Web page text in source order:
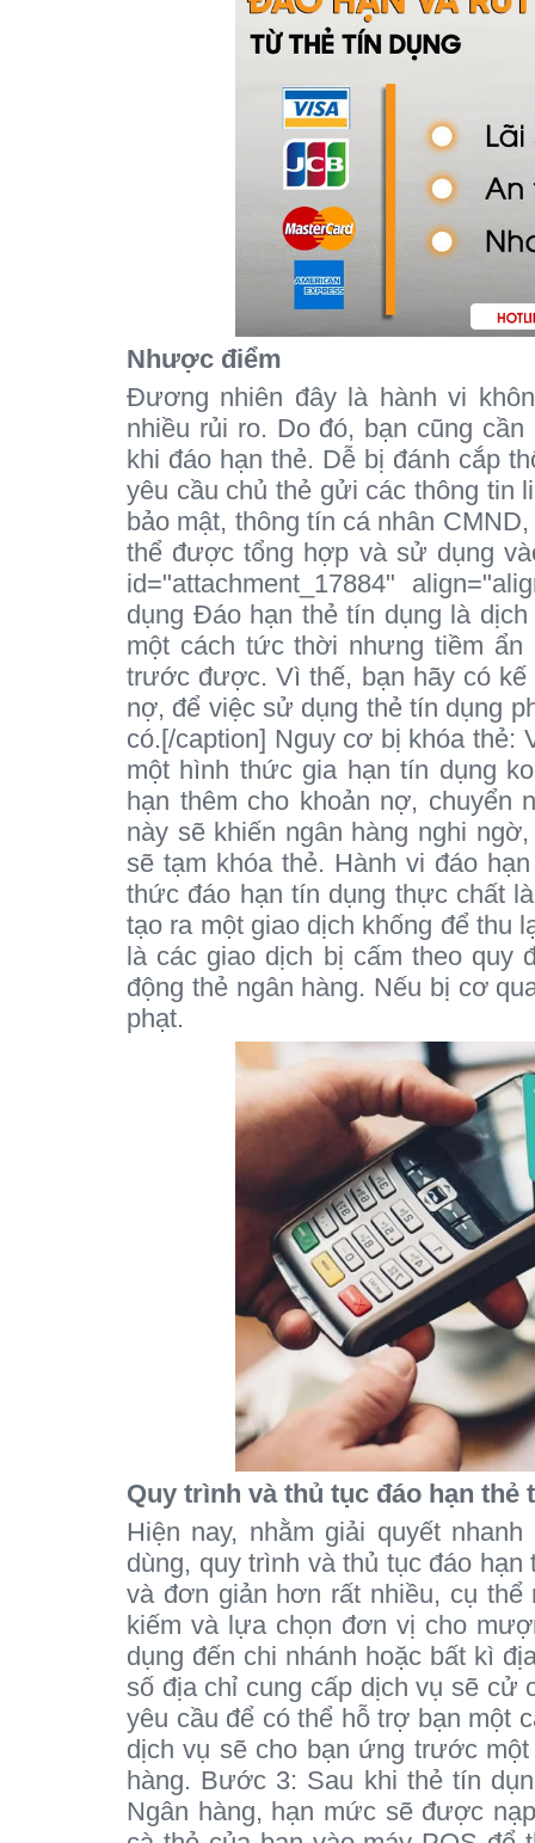
Nhược điểm
Đương nhiên đây là hành vi
nhiều rủi ro. Do đó, bạn cũng
khi đáo hạn thẻ. Dễ bị đánh cắp
yêu cầu chủ thẻ gửi các thông tin
bảo mật, thông tín cá nhân
thể được tổng hợp và sử dụng
id="attachment_17884"
dụng Đáo hạn thẻ tín dụng là
một cách tức thời nhưng tiềm
trước được. Vì thế, bạn hãy có
nợ, để việc sử dụng thẻ tín dụng
có.[/caption] Nguy cơ bị khóa thẻ:
một hình thức gia hạn tín dụng
hạn thêm cho khoản nợ, chuyển
này sẽ khiến ngân hàng nghi
sẽ tạm khóa thẻ. Hành vi đáo
thức đáo hạn tín dụng thực chất
tạo ra một giao dịch khống để thu
là các giao dịch bị cấm theo quy
động thẻ ngân hàng. Nếu bị cơ
phạt.
Quy trình và thủ tục đáo hạn thẻ
Hiện nay, nhằm giải quyết
dùng, quy trình và thủ tục đáo
và đơn giản hơn rất nhiều, cụ
kiếm và lựa chọn đơn vị cho
dụng đến chi nhánh hoặc bất kì
số địa chỉ cung cấp dịch vụ sẽ cử
yêu cầu để có thể hỗ trợ bạn một
dịch vụ sẽ cho bạn ứng trước
hàng. Bước 3: Sau khi thẻ tín
Ngân hàng, hạn mức sẽ được